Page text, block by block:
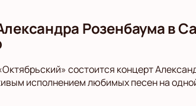
Розенбаума в
состоится концерт
исполнением любимых песен на